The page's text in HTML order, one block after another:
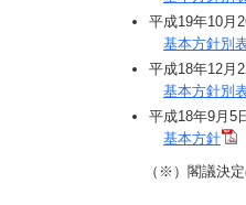
平成19年10月
基本方針別
平成18年12月
基本方針別
平成18年9月5
基本方針
（※）閣議決定